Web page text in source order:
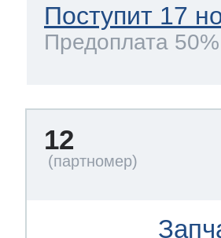
Поступит 17
Предоплата 50%
12